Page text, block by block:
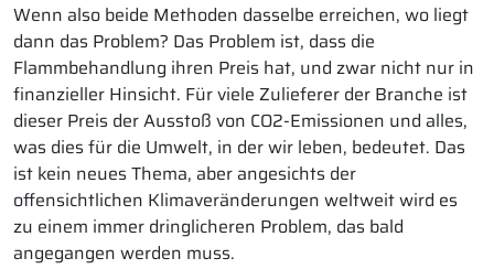
Wenn also beide Methoden dasselbe erreichen, wo liegt
dann das Problem? Das Problem ist, dass die
Flammbehandlung ihren Preis hat, und zwar nicht nur in
finanzieller Hinsicht. Für viele Zulieferer der Branche ist
dieser Preis der Ausstoß von CO2-Emissionen und alles,
was dies für die Umwelt, in der wir leben, bedeutet. Das
ist kein neues Thema, aber angesichts der
offensichtlichen Klimaveränderungen weltweit wird es
zu einem immer dringlicheren Problem, das bald
angegangen werden muss.